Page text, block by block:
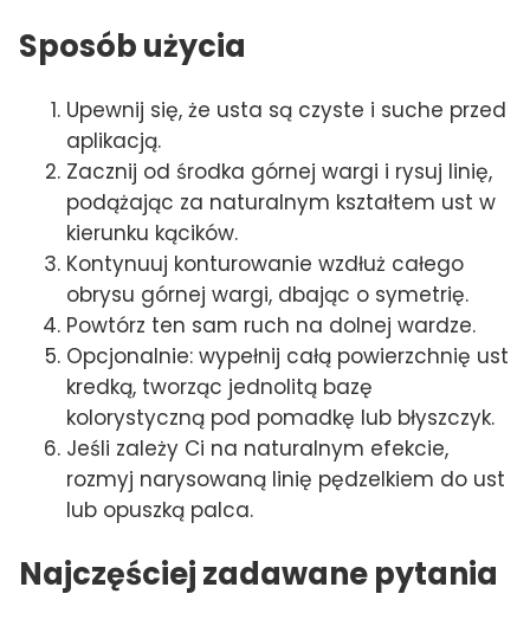
Sposób użycia
Upewnij się, że usta są czyste i suche przed
aplikacją.
Zacznij od środka górnej wargi i rysuj linię,
podążając za naturalnym kształtem ust w
kierunku kącików.
Kontynuuj konturowanie wzdłuż całego
obrysu górnej wargi, dbając o symetrię.
Powtórz ten sam ruch na dolnej wardze.
Opcjonalnie: wypełnij całą powierzchnię ust
kredką, tworząc jednolitą bazę
kolorystyczną pod pomadkę lub błyszczyk.
Jeśli zależy Ci na naturalnym efekcie,
rozmyj narysowaną linię pędzelkiem do ust
lub opuszką palca.
Najczęściej zadawane pytania